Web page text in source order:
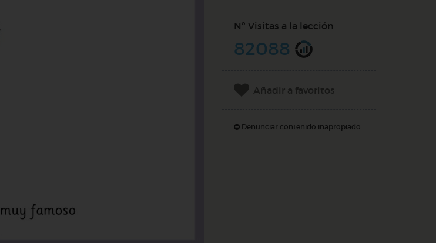
Nº Visitas a la lección
82088
Añadir a favoritos
Denunciar contenido inapropiado